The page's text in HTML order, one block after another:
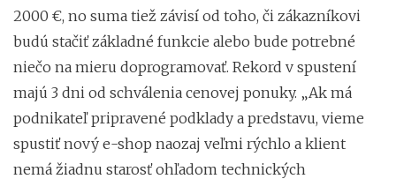
2000 €, no suma tiež závisí od toho, či zákazníkovi
budú stačiť základné funkcie alebo bude potrebné
niečo na mieru doprogramovať. Rekord v spustení
majú 3 dni od schválenia cenovej ponuky. „Ak má
podnikateľ pripravené podklady a predstavu, vieme
spustiť nový e-shop naozaj veľmi rýchlo a klient
nemá žiadnu starosť ohľadom technických